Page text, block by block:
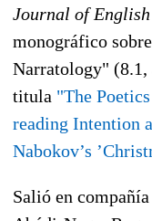
Journal of English
monográfico
Narratology"
titula "The
reading Intention
Nabokov’s
Salió en